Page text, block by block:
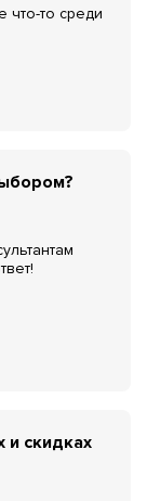
что-то среди
и скидках